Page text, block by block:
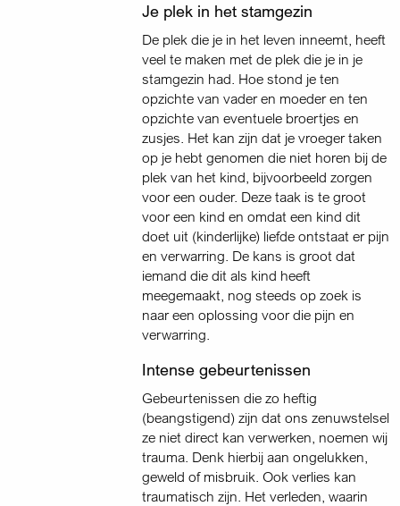
Je plek in het stamgezin
De plek die je in het leven inneemt, heeft
veel te maken met de plek die je in je
stamgezin had. Hoe stond je ten
opzichte van vader en moeder en ten
opzichte van eventuele broertjes en
zusjes. Het kan zijn dat je vroeger taken
op je hebt genomen die niet horen bij de
plek van het kind, bijvoorbeeld zorgen
voor een ouder. Deze taak is te groot
voor een kind en omdat een kind dit
doet uit (kinderlijke) liefde ontstaat er pijn
en verwarring. De kans is groot dat
iemand die dit als kind heeft
meegemaakt, nog steeds op zoek is
naar een oplossing voor die pijn en
verwarring.
Intense gebeurtenissen
Gebeurtenissen die zo heftig
(beangstigend) zijn dat ons zenuwstelsel
ze niet direct kan verwerken, noemen wij
trauma. Denk hierbij aan ongelukken,
geweld of misbruik. Ook verlies kan
traumatisch zijn. Het verleden, waarin